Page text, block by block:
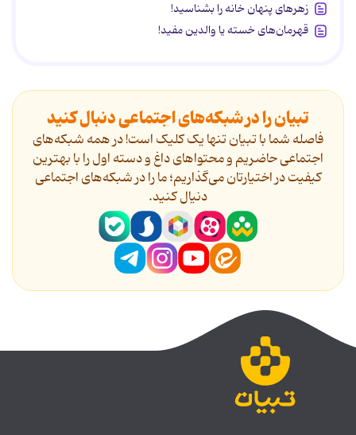
زهرهای پنهان خانه را بشناسید!
قهرمان‌های خسته یا والدین مفید!
تبیان را در شبکه‌های اجتماعی دنبال کنید
فاصله شما با تبیان تنها یک کلیک است! در همه شبکه‌های
اجتماعی حاضریم و محتواهای داغ و دسته اول را با بهترین
کیفیت در اختیارتان می‌گذاریم؛ ما را در شبکه‌های اجتماعی
دنیال کنید.